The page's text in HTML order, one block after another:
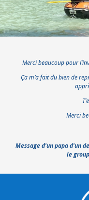
Merci beaucoup pour
Ça m’a fait du bien de
Merci
Message d'un papa d'un
le